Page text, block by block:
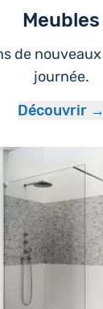
Meubles
de
journée.
Découvrir